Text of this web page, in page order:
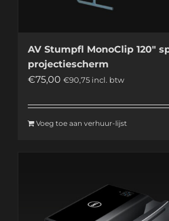
AV Stumpfl MonoClip 120″
projectiescherm
€75,00 €90,75 incl. btw
Voeg toe aan verhuur-lijst